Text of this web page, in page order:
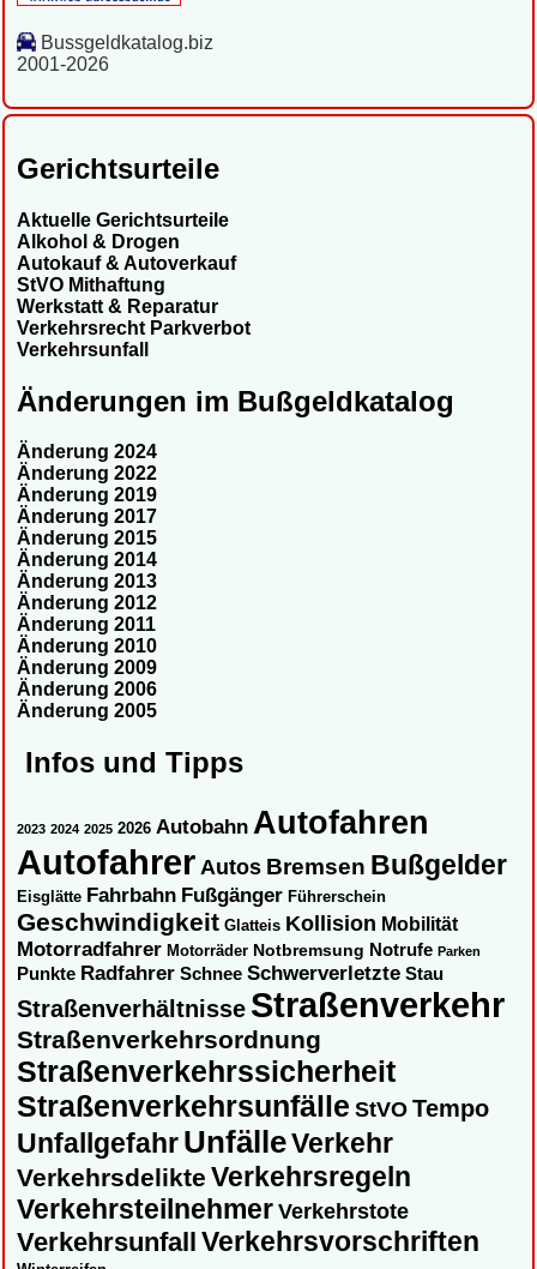
Bussgeldkatalog.biz
2001-2026
Gerichtsurteile
Aktuelle Gerichtsurteile
Alkohol & Drogen
Autokauf & Autoverkauf
StVO Mithaftung
Werkstatt & Reparatur
Verkehrsrecht Parkverbot
Verkehrsunfall
Änderungen im Bußgeldkatalog
Änderung 2024
Änderung 2022
Änderung 2019
Änderung 2017
Änderung 2015
Änderung 2014
Änderung 2013
Änderung 2012
Änderung 2011
Änderung 2010
Änderung 2009
Änderung 2006
Änderung 2005
Infos und Tipps
2023 2024 2025 2026 Autobahn Autofahren
AutofahrerAutos Bremsen Bußgelder
Eisglätte Fahrbahn Fußgänger Führerschein
Geschwindigkeit Glatteis Kollision Mobilität
Motorradfahrer Motorräder Notbremsung Notrufe Parken
Punkte Radfahrer Schnee Schwerverletzte Stau
Straßenverhältnisse Straßenverkehr
Straßenverkehrsordnung
Straßenverkehrssicherheit
Straßenverkehrsunfälle StVOTempo
UnfallgefahrUnfälleVerkehr
Verkehrsdelikte Verkehrsregeln
Verkehrsteilnehmer Verkehrstote
Verkehrsunfall Verkehrsvorschriften